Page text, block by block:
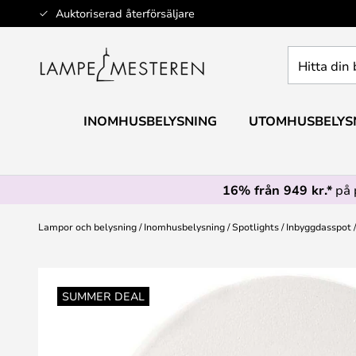
Auktoriserad återförsäljare
Hoppa
till
din
INOMHUSBELYSNING
16% från 949 kr.* på
Lampor och belysning Inomhusbelysning Spotlights Inbyggdasspot
SUMMER DEAL